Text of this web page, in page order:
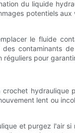
du liquide
potentiels
le fluide
contaminants
pour
lent ou
et purgez l'air